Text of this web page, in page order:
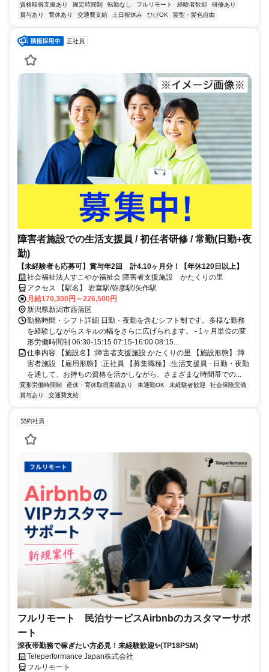
資格取得支援あり 固定時間制 転勤なし フルリモート 経験者歓迎
研修あり
賞与あり
育休あり 交通費支給 土日祝休み ひげOK 髪型・髪色自由
正社員
障害者施設での生活支援員 / 初任者研修 / 常勤(日勤+夜
勤)
【未経験者も応募可】賞与年2回 計4.10ヶ月分！【年休120日以上】
社会福祉法人すこやか福祉会 障害者支援施設 かたくりの里
アクセス 【駅名】 岩室駅/弥彦駅/矢作駅
月給170,300円～226,500円
新潟県新潟市西蒲区
勤務時間・シフト詳細 日勤・夜勤を含むシフト制です。多様な勤務
を経験しながらスキルの幅をさらに広げられます。 - 1ヶ月単位の変
形労働時間制 06:30-15:15 07:15-16:00 08:15...
仕事内容 【施設名】:障害者支援施設 かたくりの里 【施設形態】:障
害者施設 【雇用形態】:正社員 【募集職種】:生活支援員 - 日勤・夜勤
を通して、お持ちの資格を活かしながら、さまざまな時間帯での...
変形労働時間制 産休・育休取得実績あり 車通勤OK 未経験者歓迎
社会保険完備
賞与あり
交通費支給
契約社員
フルリモート 民泊サービスAirbnbのカスタマーサポ
ート
深夜帯勤務で稼ぎたい方必見！未経験歓迎✨(TP18PSM)
Teleperformance Japan株式会社
フルリモート